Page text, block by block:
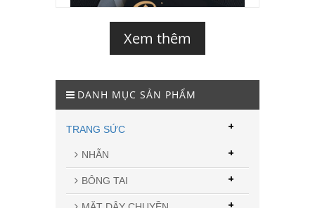
Xem thêm
DANH MỤC SẢN PHẨM
TRANG SỨC
NHẪN +
BÔNG TAI +
+
+